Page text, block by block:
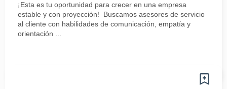
¡Esta es tu oportunidad para crecer en una empresa
estable y con proyección! Buscamos asesores de servicio
al cliente con habilidades de comunicación, empatía y
orientación ...